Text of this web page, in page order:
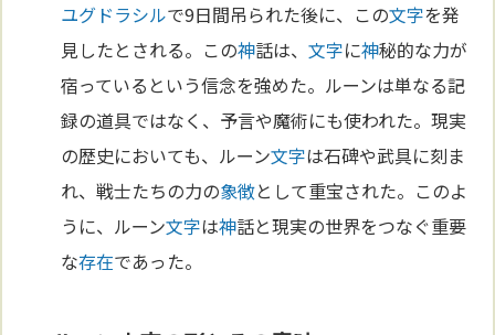
ユグドラシルで9日間吊られた後に、この文字を発
見したとされる。この神話は、文字に神秘的な力が
宿っているという信念を強めた。ルーンは単なる記
録の道具ではなく、予言や魔術にも使われた。現実
の歴史においても、ルーン文字は石碑や武具に刻ま
れ、戦士たちの力の象徴として重宝された。このよ
うに、ルーン文字は神話と現実の世界をつなぐ重要
な存在であった。